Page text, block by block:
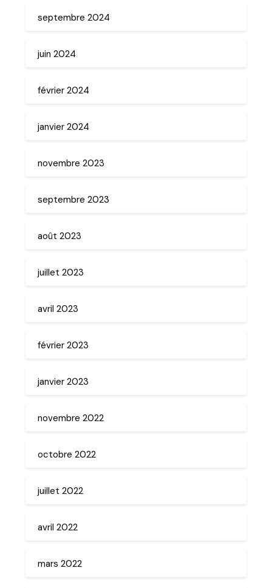
septembre 2024
juin 2024
février 2024
janvier 2024
novembre 2023
septembre 2023
août 2023
juillet 2023
avril 2023
février 2023
janvier 2023
novembre 2022
octobre 2022
juillet 2022
avril 2022
mars 2022